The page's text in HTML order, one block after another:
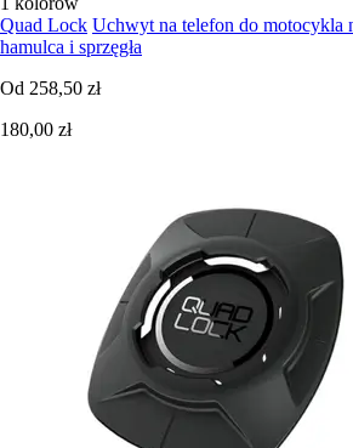
Quad Lock Uchwyt na telefon do motocykla
hamulca i sprzęgła
Od 258,50 zł
180,00 zł